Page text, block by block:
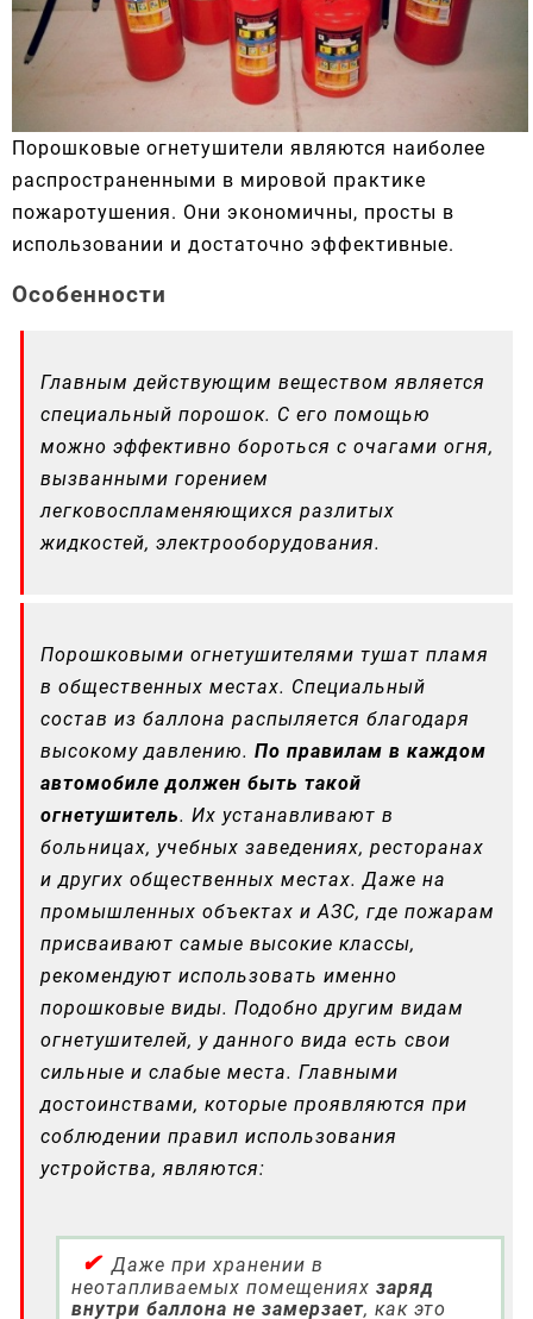
Порошковые огнетушители являются наиболее
распространенными в мировой практике
пожаротушения. Они экономичны, просты в
использовании и достаточно эффективные.
Особенности
Главным действующим веществом является
специальный порошок. С его помощью
можно эффективно бороться с очагами огня,
вызванными горением
легковоспламеняющихся разлитых
жидкостей, электрооборудования.
Порошковыми огнетушителями тушат пламя
в общественных местах. Специальный
состав из баллона распыляется благодаря
высокому давлению. По правилам в каждом
автомобиле должен быть такой
огнетушитель. Их устанавливают в
больницах, учебных заведениях, ресторанах
и других общественных местах. Даже на
промышленных объектах и АЗС, где пожарам
присваивают самые высокие классы,
рекомендуют использовать именно
порошковые виды. Подобно другим видам
огнетушителей, у данного вида есть свои
сильные и слабые места. Главными
достоинствами, которые проявляются при
соблюдении правил использования
устройства, являются:
Даже при хранении в
неотапливаемых помещениях заряд
внутри баллона не замерзает, как это